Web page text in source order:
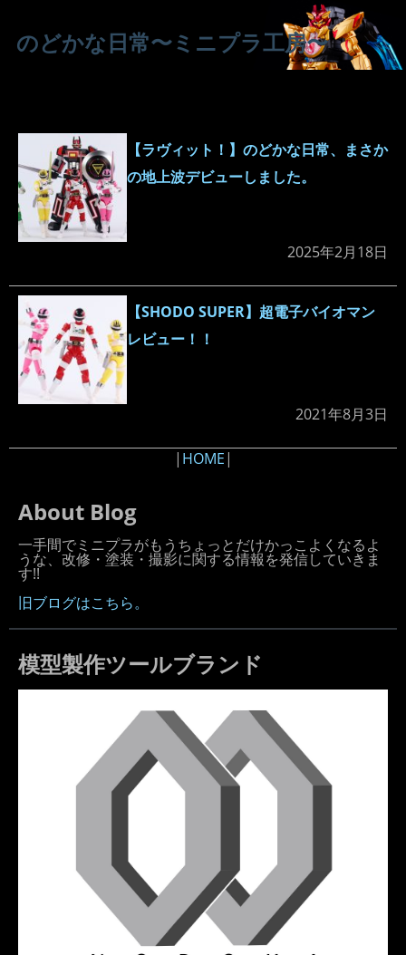
のどかな日常〜ミニプラ工房〜
【ラヴィット！】のどかな日常、まさか
の地上波デビューしました。
2025年2月18日
【SHODO SUPER】超電子バイオマン
レビュー！！
2021年8月3日
| HOME|
About Blog
一手間でミニプラがもうちょっとだけかっこよくなるよ
うな、改修・塗装・撮影に関する情報を発信していきま
す!!
旧ブログはこちら。
模型製作ツールブランド